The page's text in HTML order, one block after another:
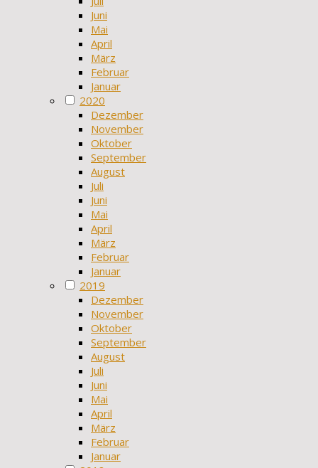
Juni
Mai
April
März
Februar
Januar
2020
Dezember
November
Oktober
September
August
Juli
Juni
Mai
April
März
Februar
Januar
2019
Dezember
November
Oktober
September
August
Juli
Juni
Mai
April
März
Februar
Januar